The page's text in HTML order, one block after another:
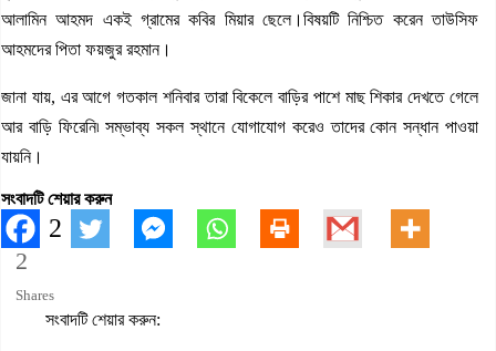
আলামিন আহমদ একই গ্রামের কবির মিয়ার ছেলে।বিষয়টি নিশ্চিত করেন তাউসিফ
আহমদের পিতা ফয়জুর রহমান।
জানা যায়, এর আগে গতকাল শনিবার তারা বিকেলে বাড়ির পাশে মাছ শিকার দেখতে গেলে
আর বাড়ি ফিরেনি৷ সম্ভাব্য সকল স্থানে যোগাযোগ করেও তাদের কোন সন্ধান পাওয়া
যায়নি।
সংবাদটি শেয়ার করুন
2
2
Shares
সংবাদটি শেয়ার করুন: